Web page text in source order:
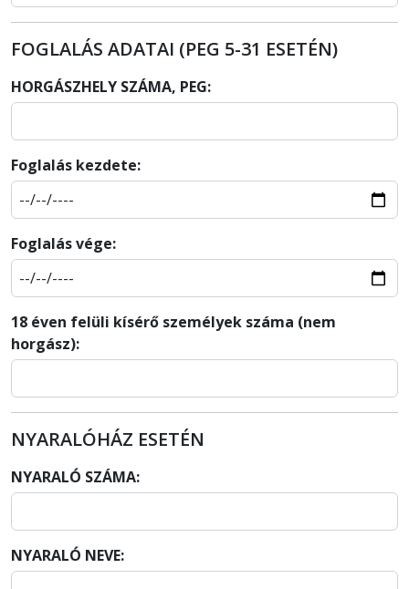
FOGLALÁS ADATAI (PEG 5-31 ESETÉN)
HORGÁSZHELY SZÁMA, PEG:
Foglalás kezdete:
Foglalás vége:
18 éven felüli kísérő személyek száma (nem
horgász):
NYARALÓHÁZ ESETÉN
NYARALÓ SZÁMA:
NYARALÓ NEVE: